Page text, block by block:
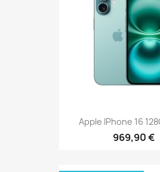
Apple IPhone 16
969,90 €